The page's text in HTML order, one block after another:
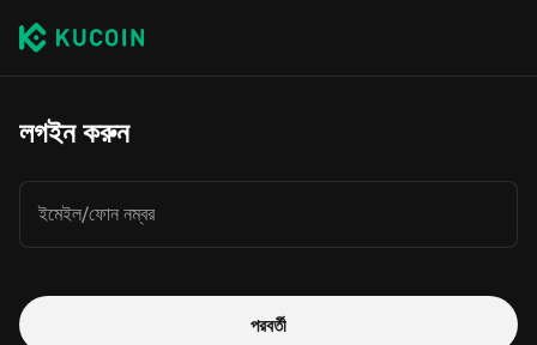
লগইন করুন
ইমেইল/ফোন নম্বর
পরবর্তী